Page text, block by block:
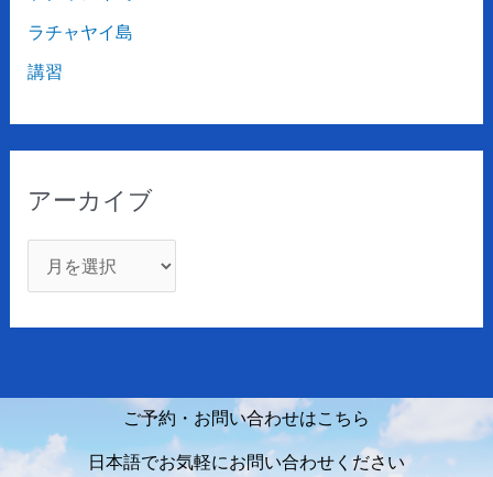
ラチャヤイ島
講習
アーカイブ
ご予約・お問い合わせはこちら
日本語でお気軽にお問い合わせください